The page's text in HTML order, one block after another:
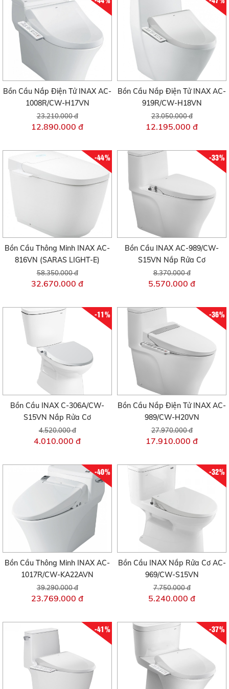
Bồn Cầu Nắp Điện Tử INAX AC-
1008R/CW-H17VN
23.210.000 đ
12.890.000 đ
Bồn Cầu Nắp Điện Tử INAX AC-
919R/CW-H18VN
23.050.000 đ
12.195.000 đ
-44%
Bồn Cầu Thông Minh INAX AC-
816VN (SARAS LIGHT-E)
58.350.000 đ
32.670.000 đ
-33%
Bồn Cầu INAX AC-989/CW-
S15VN Nắp Rửa Cơ
8.370.000 đ
5.570.000 đ
-11%
Bồn Cầu INAX C-306A/CW-
S15VN Nắp Rửa Cơ
4.520.000 đ
4.010.000 đ
-36%
Bồn Cầu Nắp Điện Tử INAX AC-
989/CW-H20VN
27.970.000 đ
17.910.000 đ
-40%
Bồn Cầu Thông Minh INAX AC-
1017R/CW-KA22AVN
39.290.000 đ
23.769.000 đ
-32%
Bồn Cầu INAX Nắp Rửa Cơ AC-
969/CW-S15VN
7.750.000 đ
5.240.000 đ
-41% -37%